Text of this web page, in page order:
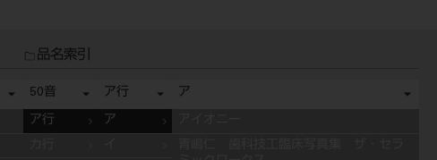
品名索引
50音
ア行
ア行
ア
ア